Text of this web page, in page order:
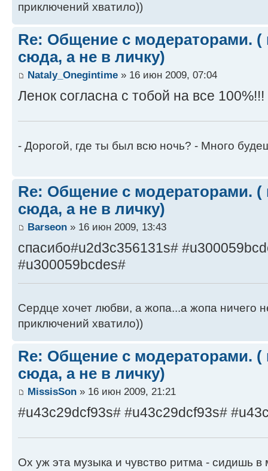
приключений хватило))
Re: Общение с модераторами.
сюда, а не в личку)
Nataly_Onegintime » 16 июн 2009, 07:04
Ленок согласна с тобой на все 100%!!!
- Дорогой, где ты был всю ночь? - Много
Re: Общение с модераторами.
сюда, а не в личку)
Barseon » 16 июн 2009, 13:43
спасибо#u2d3c356131s#
#u300059bcdes#
Сердце хочет любви, а жопа...а жопа ничего
приключений хватило))
Re: Общение с модераторами.
сюда, а не в личку)
MissisSon » 16 июн 2009, 21:21
#u43c29dcf93s# #u43c29dcf93s#
Ох уж эта музыка и чувство ритма - сидишь